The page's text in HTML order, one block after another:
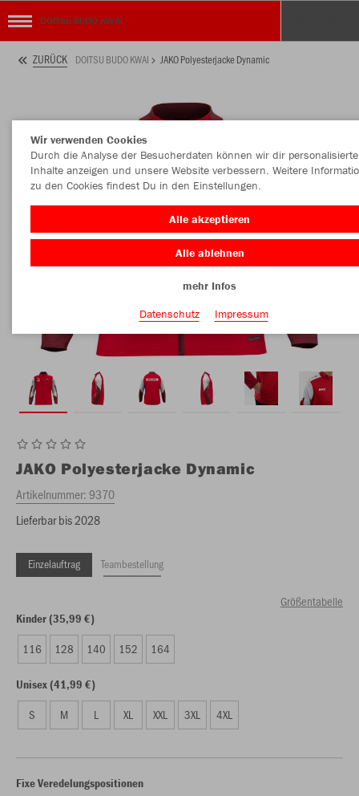
DOITSU BUDO KWAI
ZURÜCK DOITSU BUDO KWAI JAKO Polyesterjacke Dynamic
JAKO Polyesterjacke Dynamic
Artikelnummer:9370
Lieferbar bis 2028
Einzelauftrag Teambestellung
Größentabelle
Kinder (35,99 €)
116 128 140 152 164
Unisex (41,99 €)
S M L XL XXL 3XL 4XL
Fixe Veredelungspositionen
Wir verwenden Cookies
Durch die Analyse der Besucherdaten können wir dir personalisierte
Inhalte anzeigen und unsere Website verbessern. Weitere
zu den Cookies findest Du in den Einstellungen.
Alle akzeptieren
Alle ablehnen
mehr Infos
Datenschutz
Impressum